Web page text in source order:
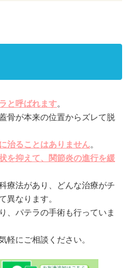
と呼ばれます。
骨が本来の位置からズレて脱
治ることはありません。
を抑えて、関節炎の進行を緩
療法があり、どんな治療がチ
異なります。
、パテラの手術も行っていま
軽にご相談ください。